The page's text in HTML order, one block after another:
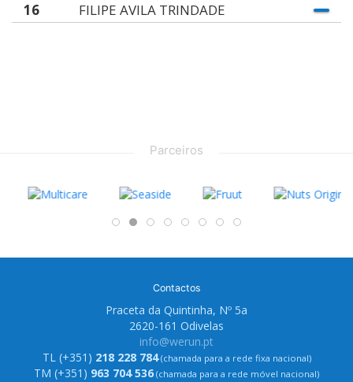
16
FILIPE AVILA TRINDADE
Parceiros
Contactos
Praceta da Quintinha, Nº 5a
2620-161 Odivelas
info@werun.pt
TL (+351) 218 228 784(chamada para a rede fixa nacional)
TM (+351) 963 704 536 (chamada para a rede móvel nacional)